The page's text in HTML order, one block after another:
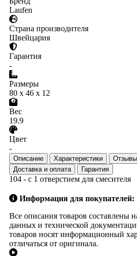
Laufen
Страна производителя
Швейцария
Гарантия
-
Размеры
80 x 46 x 12
Вес
19.9
Цвет
-
Описание Характеристики Отзывы
Доставка и оплата
Гарантия
104 - с 1 отверстием для смесителя
Информация для покупателей:
Все описания товаров составлены
данных и технической
товаров носят информационный
отличаться от оригинала.